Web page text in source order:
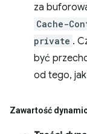
za
Cache-
private .
być
od tego,
Zawartość